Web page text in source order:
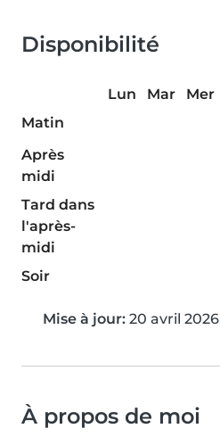
Disponibilité
Lun Mar Mer
Matin
Après
midi
Tard dans
l'après-
midi
Soir
Mise à jour: 20 avril 2026
À propos de moi